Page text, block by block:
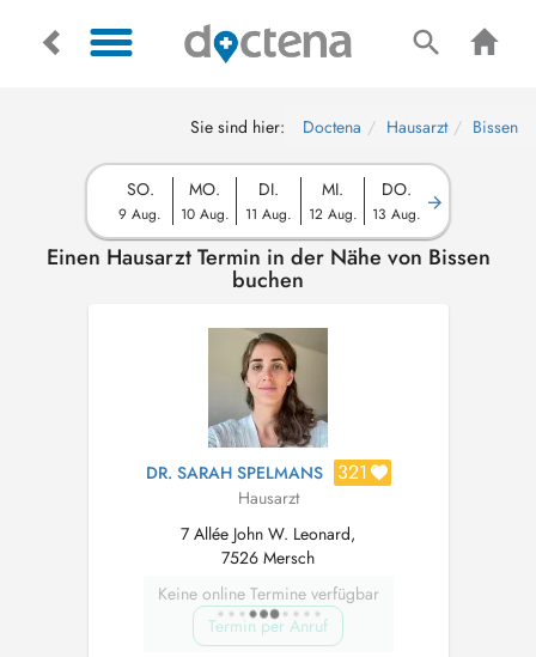
Sie sind hier: Doctena Hausarzt Bissen
SO.
9 Aug.
MO.
10 Aug.
DI.
11 Aug.
MI.
12 Aug.
DO.
13 Aug.
Einen Hausarzt Termin in der Nähe von Bissen
buchen
DR. SARAH SPELMANS 321
Hausarzt
7 Allée John W. Leonard,
7526 Mersch
Keine online Termine verfügbar
Termin per Anruf